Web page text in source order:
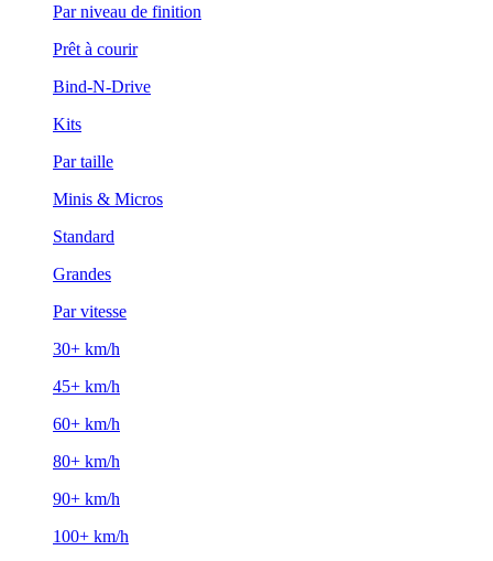
Par niveau de finition
Prêt à courir
Bind-N-Drive
Kits
Par taille
Minis & Micros
Standard
Grandes
Par vitesse
30+ km/h
45+ km/h
60+ km/h
80+ km/h
90+ km/h
100+ km/h